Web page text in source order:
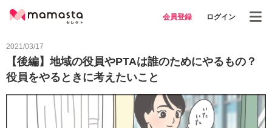
会員登録 ログイン
2021/03/17
【後編】地域の役員やPTAは誰のためにやるもの？
役員をやるときに考えたいこと